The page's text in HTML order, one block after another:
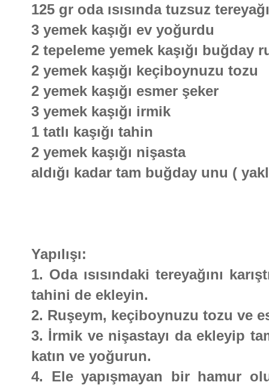
125 gr oda ısısında tuzsuz
3 yemek kaşığı ev yoğurdu
2 tepeleme yemek kaşığı buğday
2 yemek kaşığı keçiboynuzu tozu
2 yemek kaşığı esmer şeker
3 yemek kaşığı irmik
1 tatlı kaşığı tahin
2 yemek kaşığı nişasta
aldığı kadar tam buğday unu (
Yapılışı:
1. Oda ısısındaki tereyağını
tahini de ekleyin.
2. Ruşeym, keçiboynuzu tozu ve
3. İrmik ve nişastayı da ekleyip
katın ve yoğurun.
4. Ele yapışmayan bir hamur